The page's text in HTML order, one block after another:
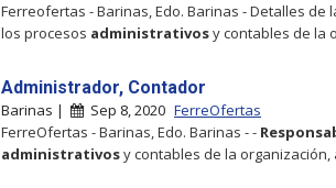
Ferreofertas - Barinas, Edo. Barinas - Detalles de
los procesos administrativosy contables de la
Administrador, Contador
Barinas | Sep 8, 2020 FerreOfertas
FerreOfertas - Barinas, Edo. Barinas - -
administrativosy contables de la